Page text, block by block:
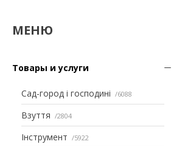
Товары и услуги
Сад-город і господині 6088
Взуття 2804
Інструмент 5922